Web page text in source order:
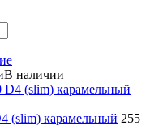
В наличии
(slim) карамельный 255